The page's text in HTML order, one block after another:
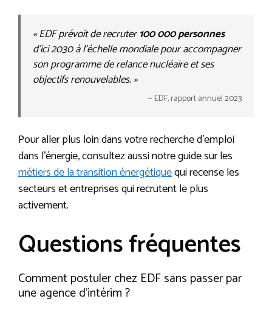
« EDF prévoit de recruter100 000 personnes
d’ici 2030 à l’échelle mondiale pour accompagner
son programme de relance nucléaire et ses
objectifs renouvelables. »
— EDF, rapport annuel 2023
Pour aller plus loin dans votre recherche d’emploi
dans l’énergie, consultez aussi notre guide sur les
métiers de la transition énergétiquequi recense les
secteurs et entreprises qui recrutent le plus
activement.
Questions fréquentes
Comment postuler chez EDF sans passer par
une agence d’intérim ?